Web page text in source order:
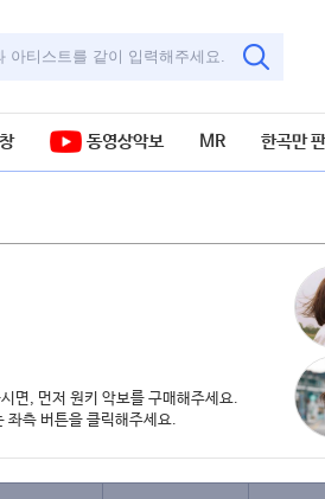
동영상악보 MR 한곡만
면, 먼저 원키 악보를 구매해주세요.
좌측 버튼을 클릭해주세요.